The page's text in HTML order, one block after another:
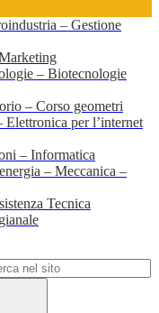
– Gestione
– Biotecnologie
– Corso geometri
Elettronica per l’internet
– Informatica
– Meccanica –
Tecnica